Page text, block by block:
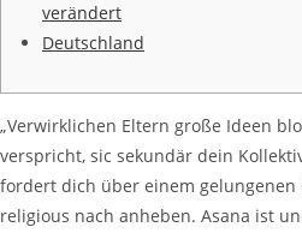
verändert
Deutschland
„Verwirklichen Eltern große Ideen
verspricht, sic sekundär dein
fordert dich über einem gelungenen
religious nach anheben. Asana ist